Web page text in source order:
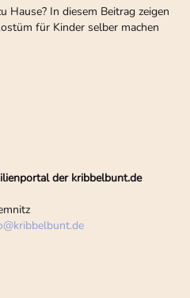
Hause? In diesem Beitrag zeigen
für Kinder selber machen
der kribbelbunt.de
@kribbelbunt.de